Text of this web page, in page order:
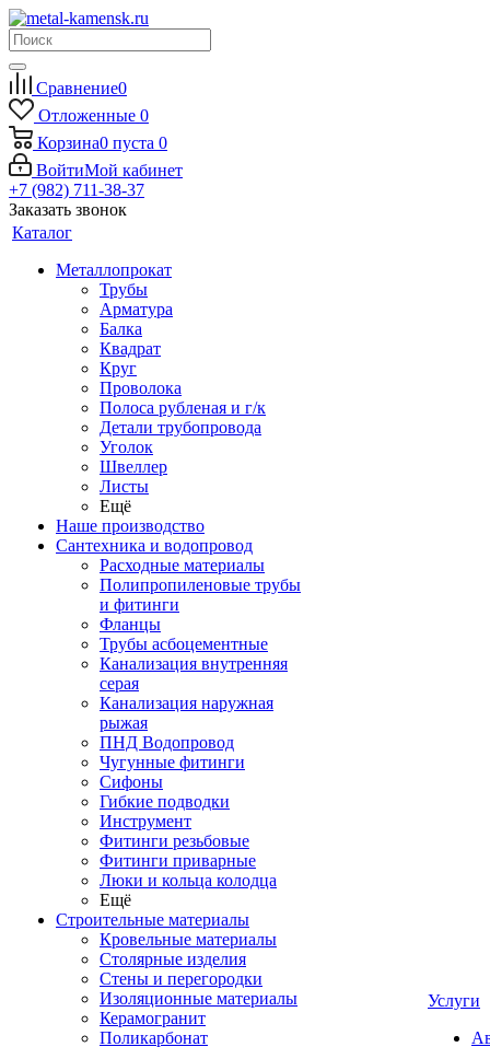
Сравнение0
Отложенные 0
Корзина0 пуста 0
ВойтиМой кабинет
+7 (982) 711-38-37
Заказать звонок
Каталог
Металлопрокат
Трубы
Арматура
Балка
Квадрат
Круг
Проволока
Полоса рубленая и г/к
Детали трубопровода
Уголок
Швеллер
Листы
Ещё
Наше производство
Сантехника и водопровод
Расходные материалы
Полипропиленовые трубы
и фитинги
Фланцы
Трубы асбоцементные
Канализация внутренняя
серая
Канализация наружная
рыжая
ПНД Водопровод
Чугунные фитинги
Сифоны
Гибкие подводки
Инструмент
Фитинги резьбовые
Фитинги приварные
Люки и кольца колодца
Ещё
Строительные материалы
Кровельные материалы
Столярные изделия
Стены и перегородки
Изоляционные материалы
Керамогранит
Поликарбонат
Услуги